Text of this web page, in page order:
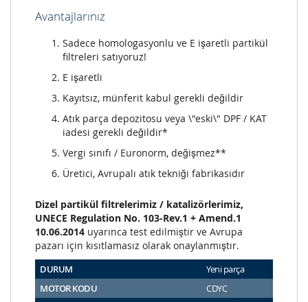
Avantajlarınız
Sadece homologasyonlu ve E işaretli partikül
filtreleri satıyoruz!
E işaretli
Kayıtsız, münferit kabul gerekli değildir
Atık parça depozitosu veya \"eski\" DPF / KAT
iadesi gerekli değildir*
Vergi sınıfı / Euronorm, değişmez**
Üretici, Avrupalı atık tekniği fabrikasıdır
Dizel partikül filtrelerimiz / katalizörlerimiz,
UNECE Regulation No. 103-Rev.1 + Amend.1
10.06.2014 uyarınca test edilmiştir ve Avrupa
pazarı için kısıtlamasız olarak onaylanmıştır.
DURUM
Yeni parça
MOTOR KODU
CDYC